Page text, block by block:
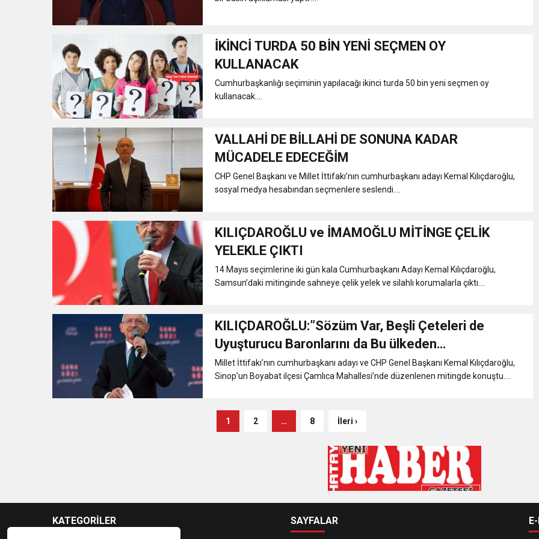
İKİNCİ TURDA 50 BİN YENİ SEÇMEN OY
KULLANACAK
Cumhurbaşkanlığı seçiminin yapılacağı ikinci turda 50 bin yeni seçmen oy
kullanacak....
VALLAHİ DE BİLLAHİ DE SONUNA KADAR
MÜCADELE EDECEĞİM
CHP Genel Başkanı ve Millet İttifakı’nın cumhurbaşkanı adayı Kemal Kılıçdaroğlu,
sosyal medya hesabından seçmenlere seslendi....
KILIÇDAROĞLU ve İMAMOĞLU MİTİNGE ÇELİK
YELEKLE ÇIKTI
14 Mayıs seçimlerine iki gün kala Cumhurbaşkanı Adayı Kemal Kılıçdaroğlu,
Samsun’daki mitinginde sahneye çelik yelek ve silahlı korumalarla çıktı....
KILIÇDAROĞLU:”Sözüm Var, Beşli Çeteleri de
Uyuşturucu Baronlarını da Bu ülkeden
Göndereceğim”
Millet İttifakı’nın cumhurbaşkanı adayı ve CHP Genel Başkanı Kemal Kılıçdaroğlu,
Sinop’un Boyabat ilçesi Çamlıca Mahallesi’nde düzenlenen mitingde konuştu....
1 2 … 8 İleri ›
KATEGORİLER SAYFALAR